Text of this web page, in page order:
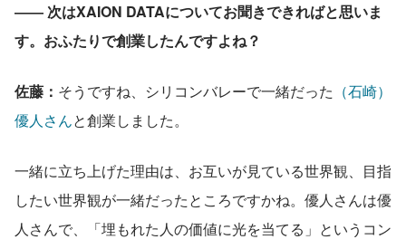
―― 次はXAION DATAについてお聞きできればと思いま
す。おふたりで創業したんですよね？
佐藤： そうですね、シリコンバレーで一緒だった （石崎）
優人さんと創業しました。
一緒に立ち上げた理由は、お互いが見ている世界観、目指
したい世界観が一緒だったところですかね。優人さんは優
人さんで、「埋もれた人の価値に光を当てる」というコン